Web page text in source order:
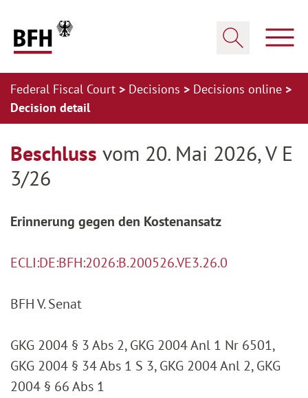
Federal Fiscal Court Decisions
Decisions online
Decision detail
Beschluss vom 20. Mai 2026, V E
3/26
Erinnerung gegen den Kostenansatz
ECLI:DE:BFH:2026:B.200526.VE3.26.0
BFH V. Senat
GKG 2004 § 3 Abs 2, GKG 2004 Anl 1 Nr 6501,
GKG 2004 § 34 Abs 1 S 3, GKG 2004 Anl 2, GKG
2004 § 66 Abs 1